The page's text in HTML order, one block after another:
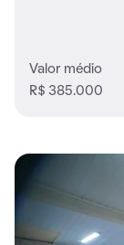
Valor médio
R$ 385.000